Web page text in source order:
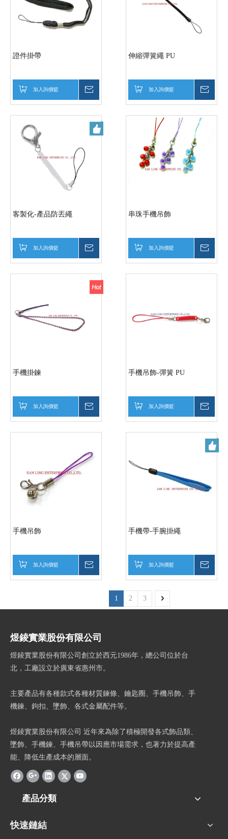
證件掛帶
加入詢價籃
伸縮彈簧繩 PU
加入詢價籃
客製化-產品防丟繩
加入詢價籃
串珠手機吊飾
加入詢價籃
手機掛鍊
加入詢價籃
手機吊飾-彈簧 PU
加入詢價籃
手機吊飾
加入詢價籃
手機帶-手腕掛繩
加入詢價籃
1 2 3
煜錂實業股份有限公司
煜錂實業股份有限公司創立於西元1986年，總公司位於台
北，工廠設立於廣東省惠州市。
主要產品有各種款式各種材質鍊條、鑰匙圈、手機吊飾、手
機鍊、鉤扣、墜飾、各式金屬配件等。
煜錂實業股份有限公司 近年來為除了積極開發各式飾品類、
墜飾、手機鍊、手機吊帶以因應市場需求，也著力於提高產
能、降低生產成本的層面。
產品分類
快速鏈結